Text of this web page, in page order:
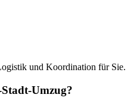
und Koordination für Sie.
Umzug?